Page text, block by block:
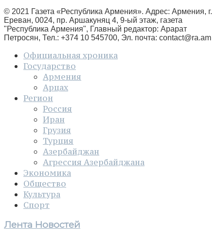
© 2021 Газета «Республика Армения». Адрес: Армения, г.
Ереван, 0024, пр. Аршакуняц 4, 9-ый этаж, газета
"Республика Армения", Главный редактор: Арарат
Петросян, Тел.: +374 10 545700, Эл. почта: contact@ra.am
Официальная хроника
Государство
Армения
Арцах
Регион
Россия
Иран
Грузия
Турция
Азербайджан
Агрессия Азербайджана
Экономика
Общество
Культура
Спорт
Лента Новостей